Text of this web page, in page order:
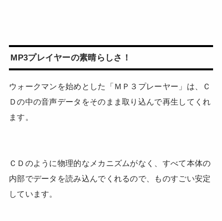
MP3プレイヤーの素晴らしさ！
ウォークマンを始めとした「ＭＰ３プレーヤー」は、Ｃ
Ｄの中の音声データをそのまま取り込んで再生してくれ
ます。
ＣＤのように物理的なメカニズムがなく、すべて本体の
内部でデータを読み込んでくれるので、ものすごい安定
しています。